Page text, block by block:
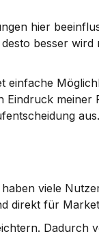
hier
besser wird
einfache
meiner
aus.
viele
direkt für
Dadurch